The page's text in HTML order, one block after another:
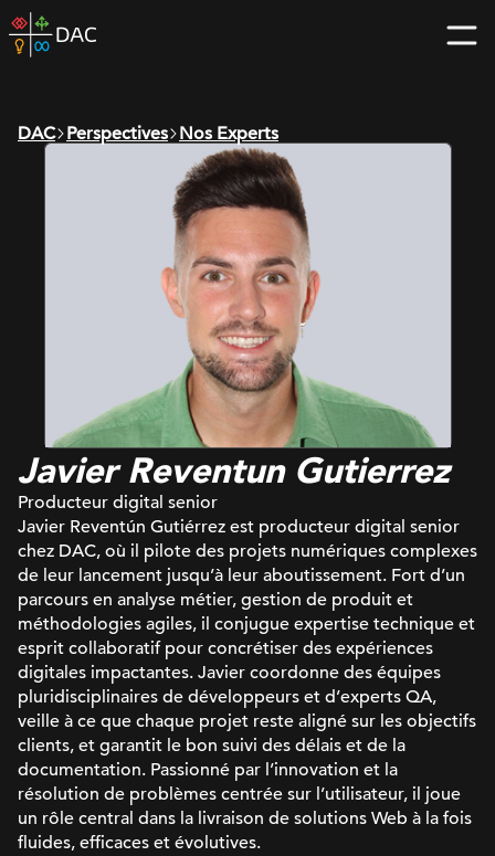
Skip
to
home
DAC Perspectives Nos Experts
Javier Reventun Gutierrez
Producteur digital senior
Javier Reventún Gutiérrez est producteur digital senior
chez DAC, où il pilote des projets numériques complexes
de leur lancement jusqu’à leur aboutissement. Fort d’un
parcours en analyse métier, gestion de produit et
méthodologies agiles, il conjugue expertise technique et
esprit collaboratif pour concrétiser des expériences
digitales impactantes. Javier coordonne des équipes
pluridisciplinaires de développeurs et d’experts QA,
veille à ce que chaque projet reste aligné sur les objectifs
clients, et garantit le bon suivi des délais et de la
documentation. Passionné par l’innovation et la
résolution de problèmes centrée sur l’utilisateur, il joue
un rôle central dans la livraison de solutions Web à la fois
fluides, efficaces et évolutives.